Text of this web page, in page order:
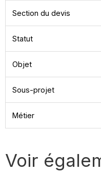
Section du devis
Statut
Objet
Sous-projet
Métier
Voir